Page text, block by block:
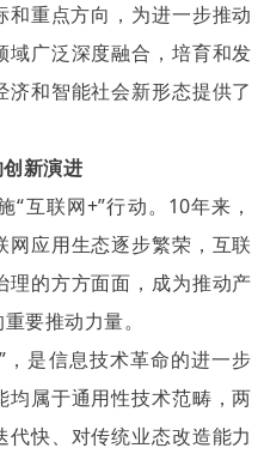
和重点方向，为进一步推动
域广泛深度融合，培育和发
和智能社会新形态提供了
新演进
互联网+”行动。10年来，
应用生态逐步繁荣，互联
理的方方面面，成为推动产
要推动力量。
，是信息技术革命的进一步
属于通用性技术范畴，两
快、对传统业态改造能力